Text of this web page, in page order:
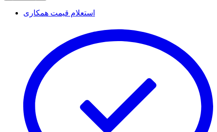
استعلام قیمت همکاری